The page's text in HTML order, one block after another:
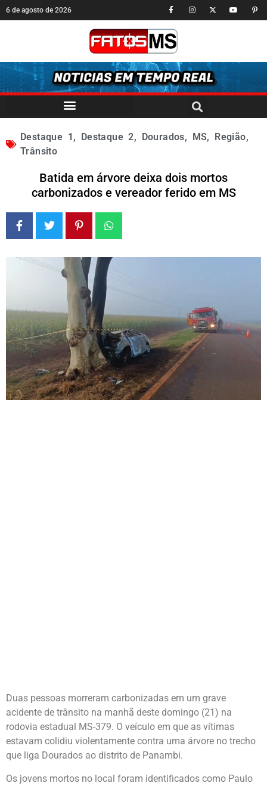
6 de agosto de 2026
Destaque 1 , Destaque 2, Dourados, MS, Região,
Trânsito
Batida em árvore deixa dois mortos
carbonizados e vereador ferido em MS
Duas pessoas morreram carbonizadas em um grave
acidente de trânsito na manhã deste domingo (21) na
rodovia estadual MS-379. O veículo em que as vítimas
estavam colidiu violentamente contra uma árvore no trecho
que liga Dourados ao distrito de Panambi.
Os jovens mortos no local foram identificados como Paulo